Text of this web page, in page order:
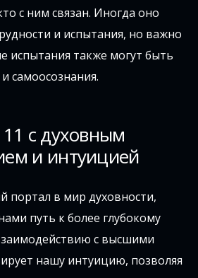
с ним связан. Иногда оно
и испытания, но важно
испытания также могут быть
самоосознания.
с духовным
и интуицией
портал в мир духовности,
путь к более глубокому
с высшими
нашу интуицию, позволяя